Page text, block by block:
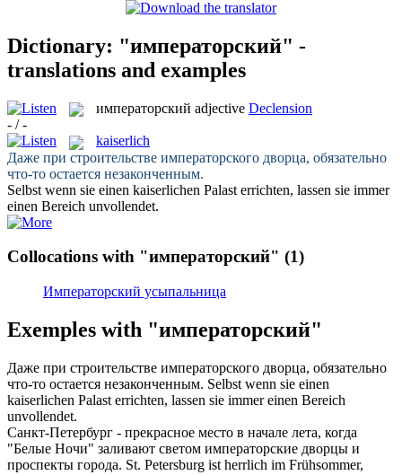
Dictionary: "императорский" -
translations and examples
императорский adjective Declension
- / -
kaiserlich
Даже при строительстве императорского дворца, обязательно
что-то остается незаконченным.
Selbst wenn sie einen kaiserlichen Palast errichten, lassen sie immer
einen Bereich unvollendet.
Collocations with "императорский" (1)
Императорский усыпальница
Exemples with "императорский"
Даже при строительстве императорского дворца, обязательно
что-то остается незаконченным. Selbst wenn sie einen
kaiserlichen Palast errichten, lassen sie immer einen Bereich
unvollendet.
Санкт-Петербург - прекрасное место в начале лета, когда
"Белые Ночи" заливают светом императорские дворцы и
проспекты города. St. Petersburg ist herrlich im Frühsommer,